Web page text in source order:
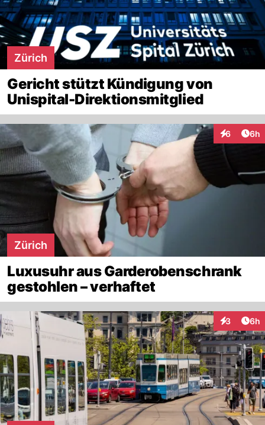
Zürich
Gericht stützt Kündigung von
Unispital-Direktionsmitglied
6 6h
Zürich
Luxusuhr aus Garderobenschrank
gestohlen – verhaftet
3 6h